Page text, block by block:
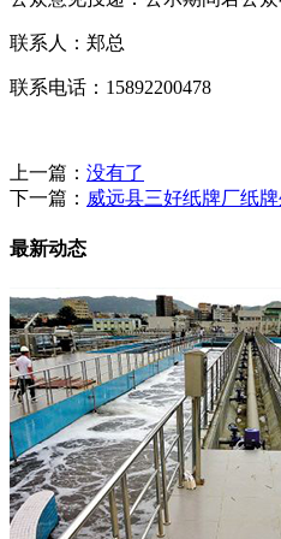
联系人：郑总
联系电话：15892200478
上一篇： 没有了
下一篇： 威远县三好纸牌厂纸
最新动态